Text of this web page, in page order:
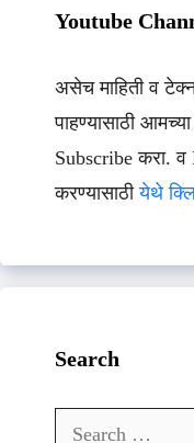
Youtube
असेच माहिती व
पाहण्यासाठी
Subscribe करा.
करण्यासाठीयेथे
Search
Search